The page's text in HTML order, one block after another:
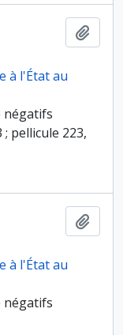
à l'État au
négatifs
pellicule 223,
à l'État au
négatifs